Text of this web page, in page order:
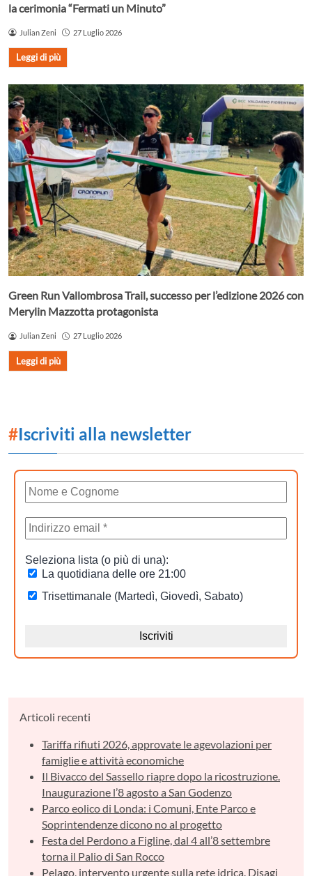
la cerimonia “Fermati un Minuto”
Julian Zeni 27 Luglio 2026
Leggi di più
Green Run Vallombrosa Trail, successo per l’edizione 2026 con
Merylin Mazzotta protagonista
Julian Zeni 27 Luglio 2026
Leggi di più
#Iscriviti alla newsletter
Articoli recenti
Tariffa rifiuti 2026, approvate le agevolazioni per
famiglie e attività economiche
Il Bivacco del Sassello riapre dopo la ricostruzione.
Inaugurazione l’8 agosto a San Godenzo
Parco eolico di Londa: i Comuni, Ente Parco e
Soprintendenze dicono no al progetto
Festa del Perdono a Figline, dal 4 all’8 settembre
torna il Palio di San Rocco
Pelago, intervento urgente sulla rete idrica. Disagi